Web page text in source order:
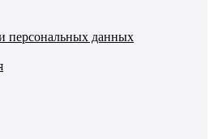
персональных данных